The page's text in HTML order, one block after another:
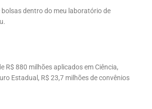
dentro do meu laboratório de
R$ 880 milhões aplicados em Ciência,
Estadual, R$ 23,7 milhões de convênios